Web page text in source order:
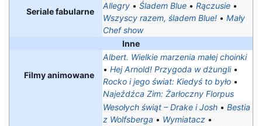
Seriale fabularne
Allegry • Śladem Blue • Rączusie •
Wszyscy razem, śladem Blue! • Mały
Chef show
Inne
Filmy animowane
Albert. Wielkie marzenia małej choinki
• Hej Arnold! Przygoda w dżungli•
Rocko i jego świat: Kiedyś to było •
Najeźdźca Zim: Żarłoczny Florpus
Wesołych świąt – Drake i Josh • Bestia
z Wolfsberga • Wymiatacz •